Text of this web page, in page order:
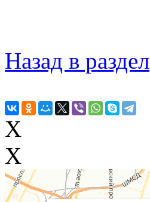
Назад в раздел
X
X